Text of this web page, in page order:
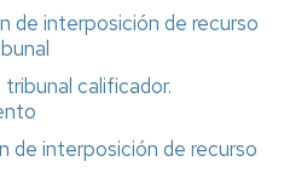
de interposición de recurso
calificador.
de interposición de recurso